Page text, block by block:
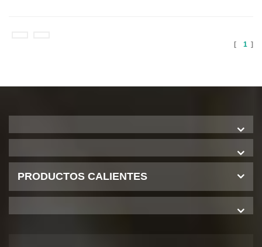
[ 1 ]
PRODUCTOS CALIENTES